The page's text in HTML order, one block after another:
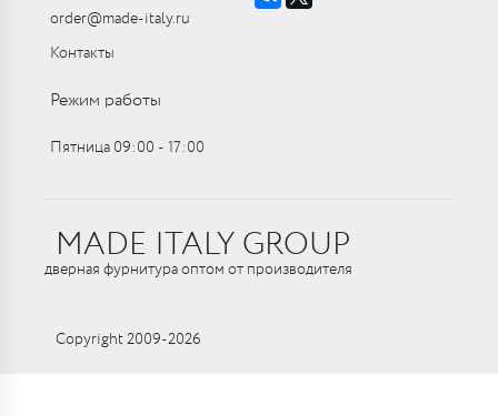
order@made-italy.ru
Контакты
Режим работы
Пятница 09:00 ‑ 17:00
MADE ITALY GROUP
дверная фурнитура оптом от производителя
Copyright 2009-2026